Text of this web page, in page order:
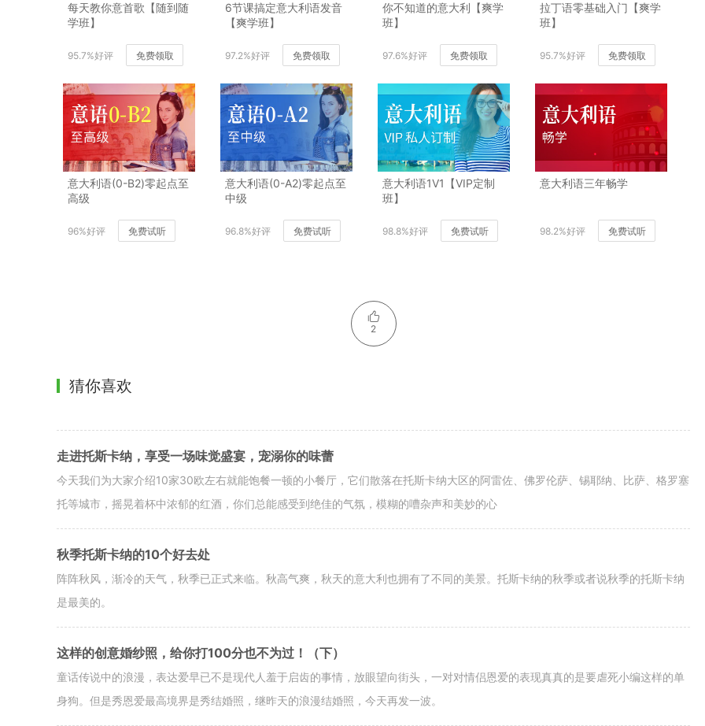
每天教你意首歌【随到随
学班】
95.7%好评 免费领取
6节课搞定意大利语发音
【爽学班】
97.2%好评 免费领取
你不知道的意大利【爽学
班】
97.6%好评 免费领取
拉丁语零基础入门【爽学
班】
95.7%好评 免费领取
意大利语(0-B2)零起点至
高级
96%好评 免费试听
意大利语(0-A2)零起点至
中级
96.8%好评 免费试听
意大利语1V1【VIP定制
班】
98.8%好评 免费试听
意大利语三年畅学
98.2%好评 免费试听
2
猜你喜欢
走进托斯卡纳，享受一场味觉盛宴，宠溺你的味蕾
今天我们为大家介绍10家30欧左右就能饱餐一顿的小餐厅，它们散落在托斯卡纳大区的阿雷佐、佛罗伦萨、锡耶纳、比萨、格罗塞
托等城市，摇晃着杯中浓郁的红酒，你们总能感受到绝佳的气氛，模糊的嘈杂声和美妙的心
秋季托斯卡纳的10个好去处
阵阵秋风，渐冷的天气，秋季已正式来临。秋高气爽，秋天的意大利也拥有了不同的美景。托斯卡纳的秋季或者说秋季的托斯卡纳
是最美的。
这样的创意婚纱照，给你打100分也不为过！（下）
童话传说中的浪漫，表达爱早已不是现代人羞于启齿的事情，放眼望向街头，一对对情侣恩爱的表现真真的是要虐死小编这样的单
身狗。但是秀恩爱最高境界是秀结婚照，继昨天的浪漫结婚照，今天再发一波。